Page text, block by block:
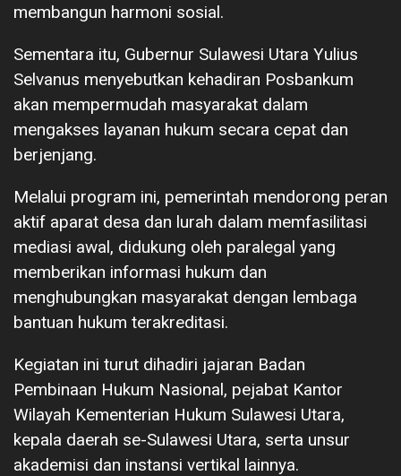
membangun harmoni sosial.
Sementara itu, Gubernur Sulawesi Utara Yulius
Selvanus menyebutkan kehadiran Posbankum
akan mempermudah masyarakat dalam
mengakses layanan hukum secara cepat dan
berjenjang.
Melalui program ini, pemerintah mendorong peran
aktif aparat desa dan lurah dalam memfasilitasi
mediasi awal, didukung oleh paralegal yang
memberikan informasi hukum dan
menghubungkan masyarakat dengan lembaga
bantuan hukum terakreditasi.
Kegiatan ini turut dihadiri jajaran Badan
Pembinaan Hukum Nasional, pejabat Kantor
Wilayah Kementerian Hukum Sulawesi Utara,
kepala daerah se-Sulawesi Utara, serta unsur
akademisi dan instansi vertikal lainnya.